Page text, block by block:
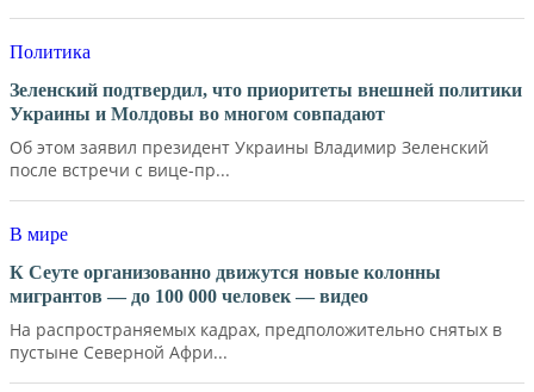
Политика
Зеленский подтвердил, что приоритеты внешней политики
Украины и Молдовы во многом совпадают
Об этом заявил президент Украины Владимир Зеленский
после встречи с вице-пр...
В мире
К Сеуте организованно движутся новые колонны
мигрантов — до 100 000 человек — видео
На распространяемых кадрах, предположительно снятых в
пустыне Северной Афри...